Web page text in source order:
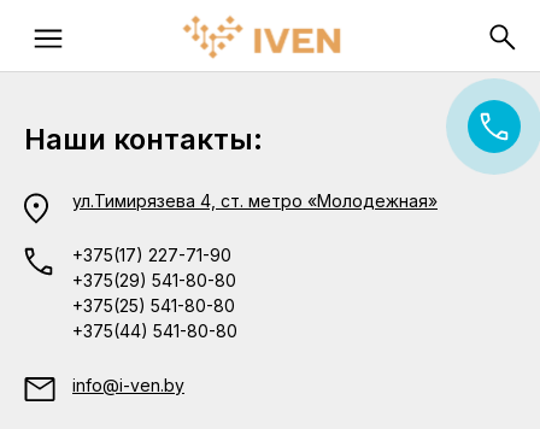
Наши контакты:
ул.Тимирязева 4, ст. метро «Молодежная»
+375(17) 227-71-90
+375(29) 541-80-80
+375(25) 541-80-80
+375(44) 541-80-80
info@i-ven.by